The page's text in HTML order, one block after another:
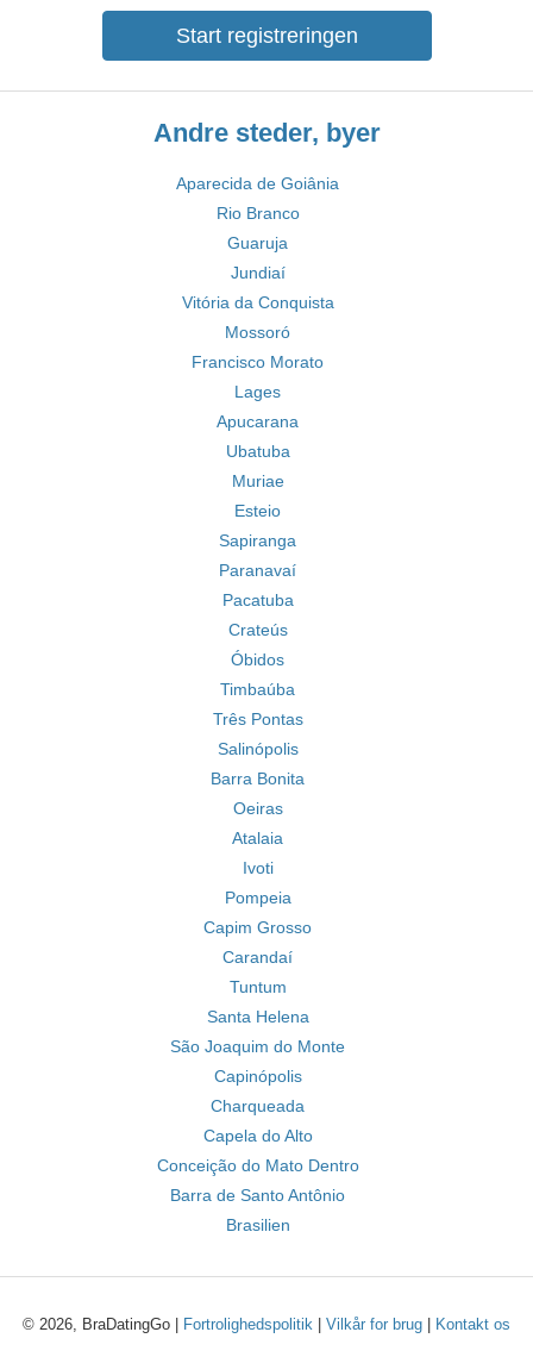
Start registreringen
Andre steder, byer
Aparecida de Goiânia
Rio Branco
Guaruja
Jundiaí
Vitória da Conquista
Mossoró
Francisco Morato
Lages
Apucarana
Ubatuba
Muriae
Esteio
Sapiranga
Paranavaí
Pacatuba
Crateús
Óbidos
Timbaúba
Três Pontas
Salinópolis
Barra Bonita
Oeiras
Atalaia
Ivoti
Pompeia
Capim Grosso
Carandaí
Tuntum
Santa Helena
São Joaquim do Monte
Capinópolis
Charqueada
Capela do Alto
Conceição do Mato Dentro
Barra de Santo Antônio
Brasilien
© 2026, BraDatingGo | Fortrolighedspolitik Vilkår for brug Kontakt os